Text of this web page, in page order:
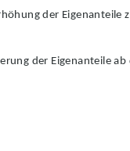
der Eigenanteile
der Eigenanteile